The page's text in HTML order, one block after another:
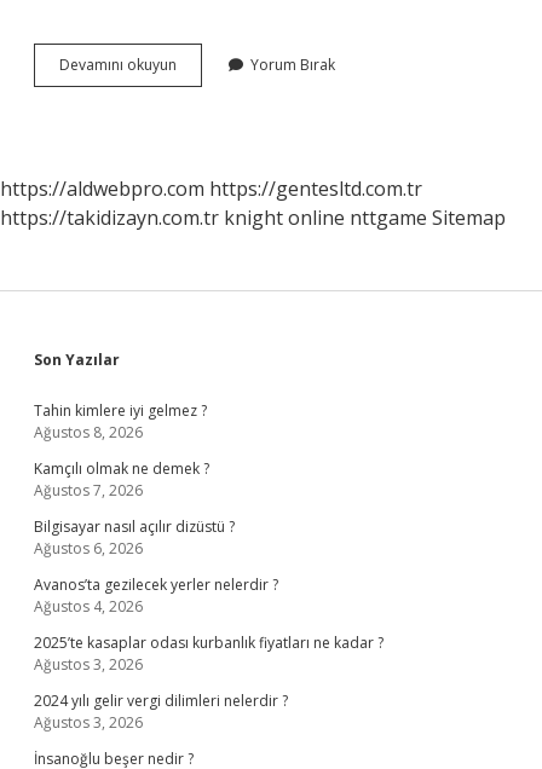
Devamını okuyun
Inanmayan
Yorum Bırak
https://aldwebpro.com https://gentesltd.com.tr
https://takidizayn.com.tr knight online nttgame Sitemap
Sidebar
Son Yazılar
Tahin kimlere iyi gelmez ?
Ağustos 8, 2026
Kamçılı olmak ne demek ?
Ağustos 7, 2026
Bilgisayar nasıl açılır dizüstü ?
Ağustos 6, 2026
Avanos’ta gezilecek yerler nelerdir ?
Ağustos 4, 2026
2025’te kasaplar odası kurbanlık fiyatları ne kadar ?
Ağustos 3, 2026
2024 yılı gelir vergi dilimleri nelerdir ?
Ağustos 3, 2026
İnsanoğlu beşer nedir ?